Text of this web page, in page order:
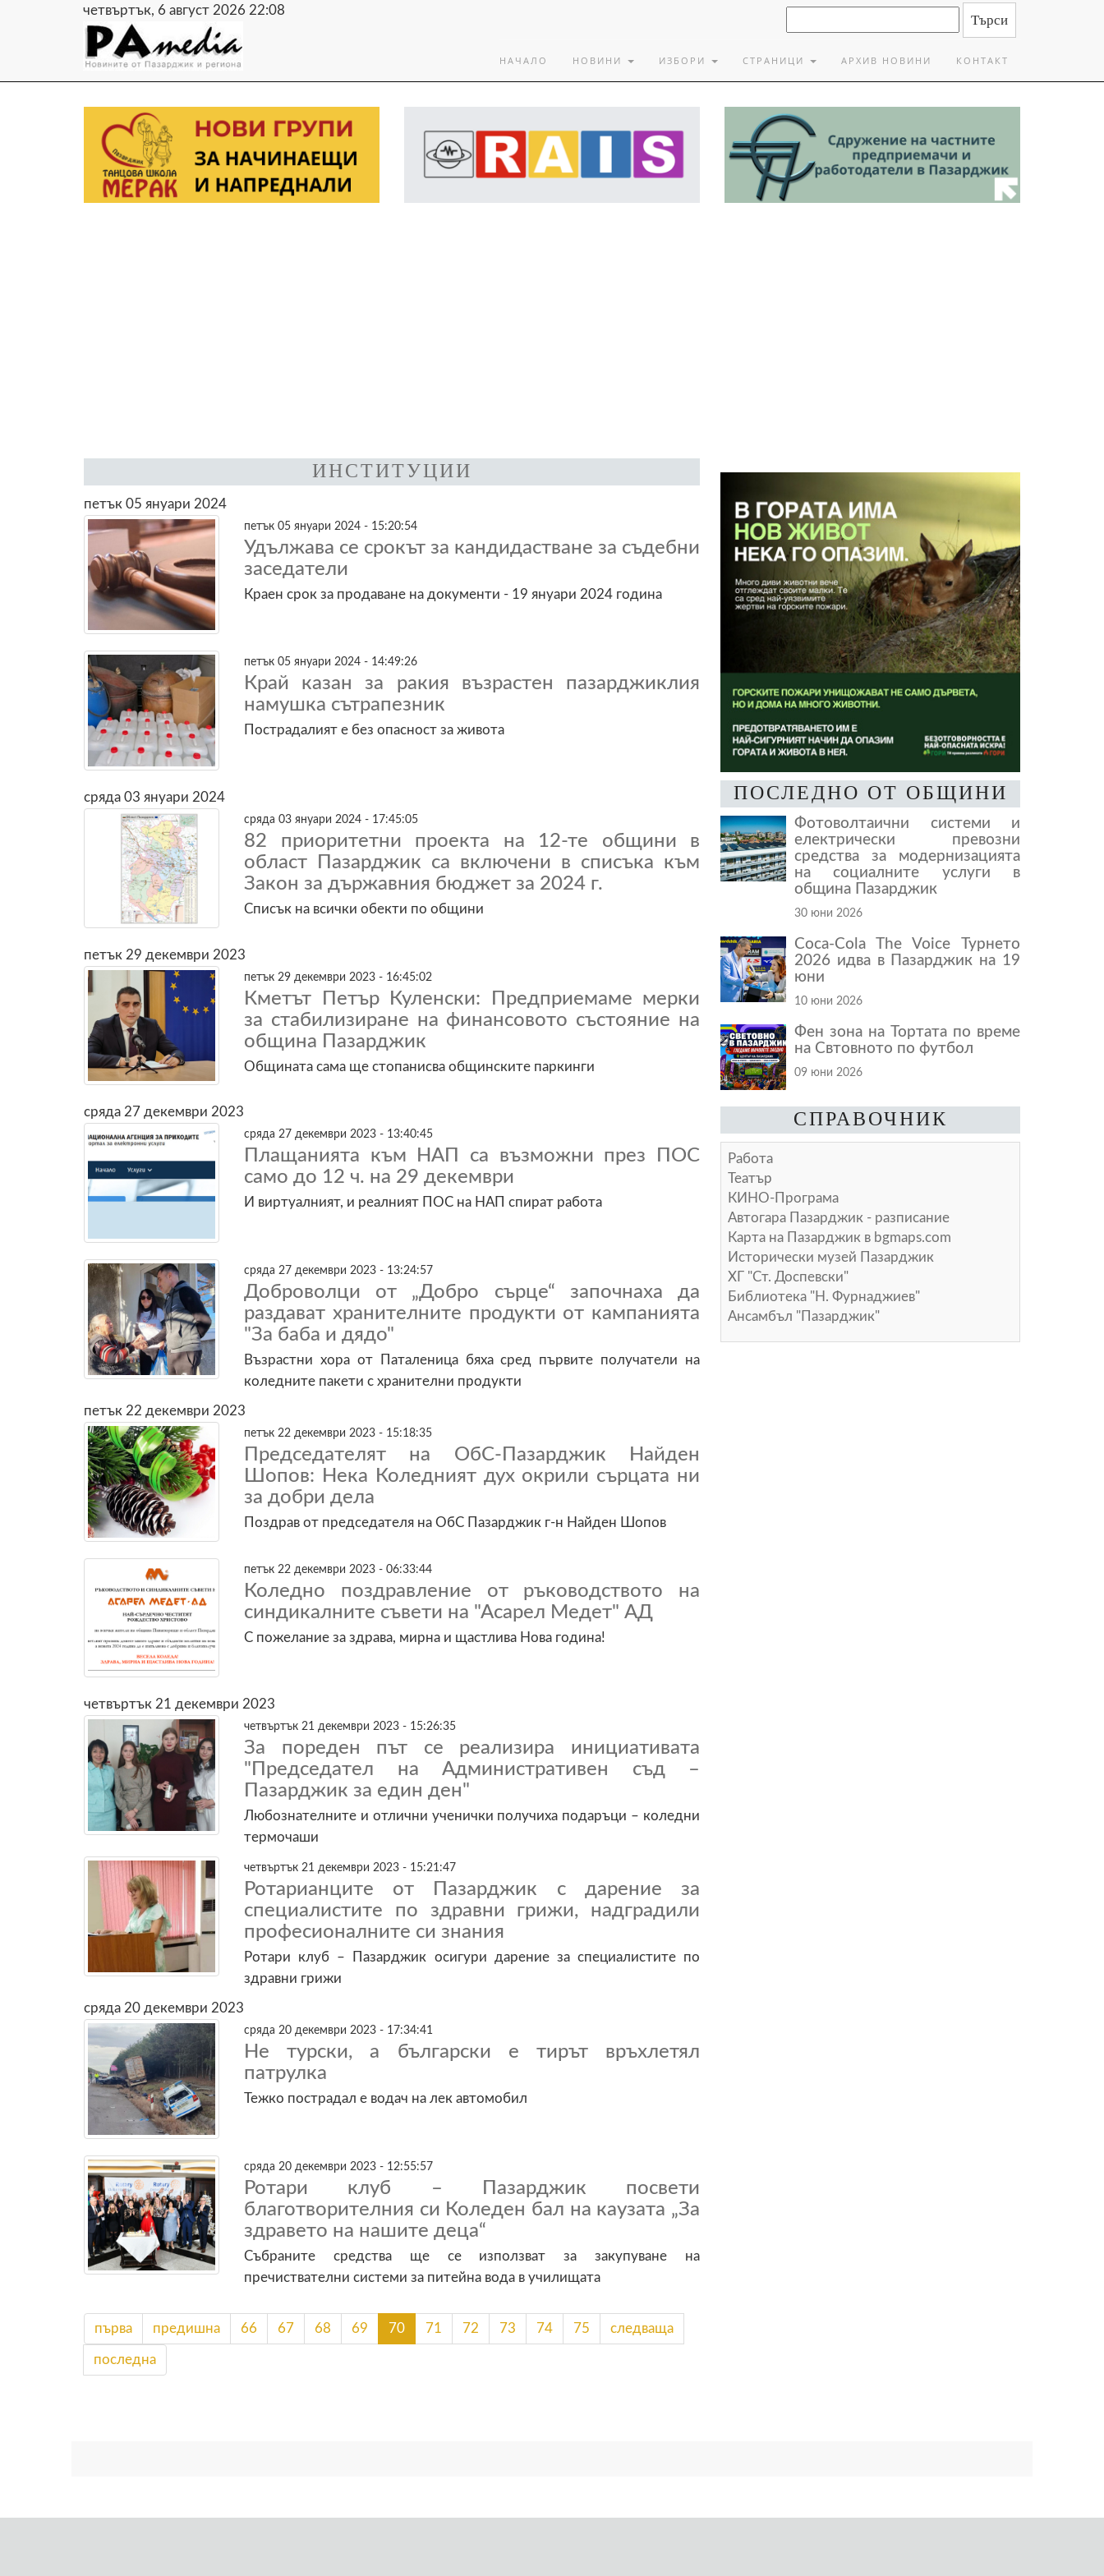
четвъртък, 6 август 2026 22:08
НАЧАЛО НОВИНИ ИЗБОРИ СТРАНИЦИ АРХИВ НОВИНИ КОНТАКТ
ИНСТИТУЦИИ
петък 05 януари 2024
петък 05 януари 2024 - 15:20:54
Удължава се срокът за кандидастване за съдебни
заседатели
Краен срок за продаване на документи - 19 януари 2024 година
петък 05 януари 2024 - 14:49:26
Край казан за ракия възрастен пазарджиклия
намушка сътрапезник
Пострадалият е без опасност за живота
сряда 03 януари 2024
сряда 03 януари 2024 - 17:45:05
82 приоритетни проекта на 12-те общини в
област Пазарджик са включени в списъка към
Закон за държавния бюджет за 2024 г.
Списък на всички обекти по общини
петък 29 декември 2023
петък 29 декември 2023 - 16:45:02
Кметът Петър Куленски: Предприемаме мерки
за стабилизиране на финансовото състояние на
община Пазарджик
Общината сама ще стопанисва общинските паркинги
сряда 27 декември 2023
сряда 27 декември 2023 - 13:40:45
Плащанията към НАП са възможни през ПОС
само до 12 ч. на 29 декември
И виртуалният, и реалният ПОС на НАП спират работа
сряда 27 декември 2023 - 13:24:57
Доброволци от „Добро сърце“ започнаха да
раздават хранителните продукти от кампанията
"За баба и дядо"
Възрастни хора от Паталеница бяха сред първите получатели на
коледните пакети с хранителни продукти
петък 22 декември 2023
петък 22 декември 2023 - 15:18:35
Председателят на ОбС-Пазарджик Найден
Шопов: Нека Коледният дух окрили сърцата ни
за добри дела
Поздрав от председателя на ОбС Пазарджик г-н Найден Шопов
петък 22 декември 2023 - 06:33:44
Коледно поздравление от ръководството на
синдикалните съвети на "Асарел Медет" АД
С пожелание за здрава, мирна и щастлива Нова година!
четвъртък 21 декември 2023
четвъртък 21 декември 2023 - 15:26:35
За пореден път се реализира инициативата
"Председател на Административен съд –
Пазарджик за един ден"
Любознателните и отлични ученички получиха подаръци – коледни
термочаши
четвъртък 21 декември 2023 - 15:21:47
Ротарианците от Пазарджик с дарение за
специалистите по здравни грижи, надградили
професионалните си знания
Ротари клуб – Пазарджик осигури дарение за специалистите по
здравни грижи
сряда 20 декември 2023
сряда 20 декември 2023 - 17:34:41
Не турски, а български е тирът връхлетял
патрулка
Тежко пострадал е водач на лек автомобил
сряда 20 декември 2023 - 12:55:57
Ротари клуб – Пазарджик посвети
благотворителния си Коледен бал на каузата „За
здравето на нашите деца“
Събраните средства ще се използват за закупуване на
пречиствателни системи за питейна вода в училищата
първа предишна 66 67 68 69 70 71 72 73 74 75 следваща
последна
ПОСЛЕДНО ОТ ОБЩИНИ
Фотоволтаични системи и
електрически превозни
средства за модернизацията
на социалните услуги в
община Пазарджик
30 юни 2026
Coca-Cola The Voice Турнето
2026 идва в Пазарджик на 19
юни
10 юни 2026
Фен зона на Тортата по време
на Свтовното по футбол
09 юни 2026
СПРАВОЧНИК
Работа
Театър
КИНО-Програма
Автогара Пазарджик - разписание
Карта на Пазарджик в bgmaps.com
Исторически музей Пазарджик
ХГ "Ст. Доспевски"
Библиотека "Н. Фурнаджиев"
Ансамбъл "Пазарджик"